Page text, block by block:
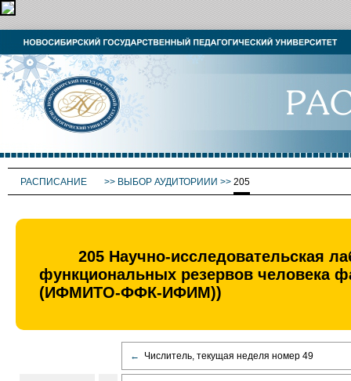
РАСПИСАНИЕ >> ВЫБОР АУДИТОРИИИ >> 205
205 Научно-исследовательская
функциональных резервов человека
(ИФМИТО-ФФК-ИФИМ))
← Числитель, текущая неделя номер 49